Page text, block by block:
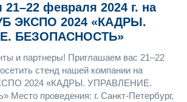
февраля 2024 г. на
ЭКСПО 2024 «КАДРЫ.
БЕЗОПАСНОСТЬ»
и партнеры! Приглашаем вас 21–22
стенд нашей компании на
2024 «КАДРЫ. УПРАВЛЕНИЕ.
проведения: г. Санкт-Петербург,